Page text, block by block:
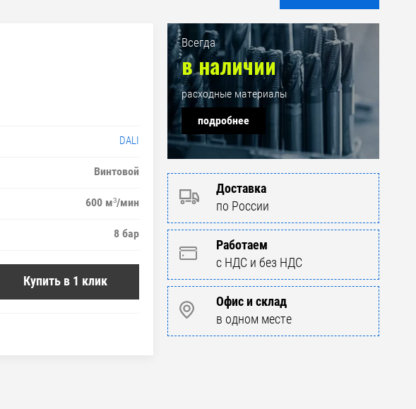
DALI
Винтовой
600 м³/мин
8 бар
Купить в 1 клик
Всегда
в наличии
расходные материалы
подробнее
Доставка
по России
Работаем
с НДС и без НДС
Офис и склад
в одном месте